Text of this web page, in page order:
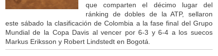
que comparten el décimo lugar del
ránking de dobles de la ATP, sellaron
este sábado la clasificación de Colombia a la fase final del Grupo
Mundial de la Copa Davis al vencer por 6-3 y 6-4 a los suecos
Markus Eriksson y Robert Lindstedt en Bogotá.